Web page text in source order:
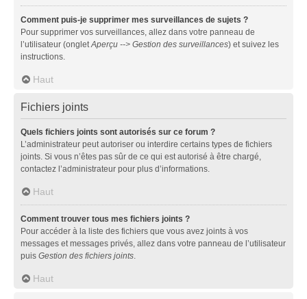
Comment puis-je supprimer mes surveillances de sujets ?
Pour supprimer vos surveillances, allez dans votre panneau de
l’utilisateur (ongletAperçu --> Gestion des surveillances) et suivez les
instructions.
Haut
Fichiers joints
Quels fichiers joints sont autorisés sur ce forum ?
L’administrateur peut autoriser ou interdire certains types de fichiers
joints. Si vous n’êtes pas sûr de ce qui est autorisé à être chargé,
contactez l’administrateur pour plus d’informations.
Haut
Comment trouver tous mes fichiers joints ?
Pour accéder à la liste des fichiers que vous avez joints à vos
messages et messages privés, allez dans votre panneau de l’utilisateur
puis Gestion des fichiers joints.
Haut